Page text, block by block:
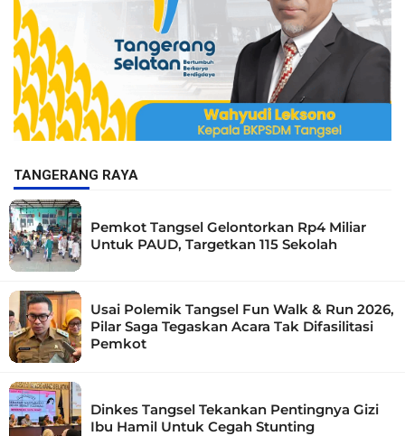
TANGERANG RAYA
Pemkot Tangsel Gelontorkan Rp4 Miliar
Untuk PAUD, Targetkan 115 Sekolah
Usai Polemik Tangsel Fun Walk & Run 2026,
Pilar Saga Tegaskan Acara Tak Difasilitasi
Pemkot
Dinkes Tangsel Tekankan Pentingnya Gizi
Ibu Hamil Untuk Cegah Stunting